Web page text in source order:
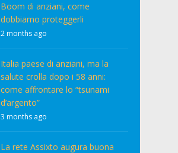
Boom di anziani, come
dobbiamo proteggerli
2 months ago
Italia paese di anziani, ma la
salute crolla dopo i 58 anni:
come affrontare lo “tsunami
d’argento”
3 months ago
La rete Assixto augura buona